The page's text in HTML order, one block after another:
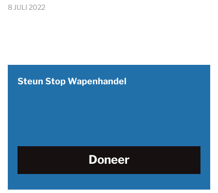
8 JULI 2022
Steun Stop Wapenhandel
Doneer